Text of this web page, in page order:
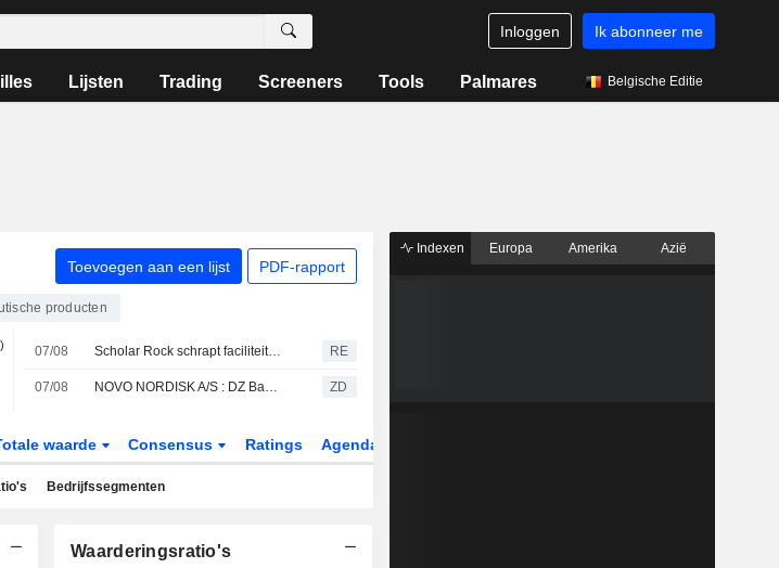
Inloggen Ik abonneer me
Lijsten Trading Screeners Tools Palmares Belgische Editie
Toevoegen aan een lijst PDF-rapport
producten
07/08 Scholar Rock schrapt faciliteit van Novo Nordisk uit marktaanvraag voor medicijn tegen spierzwakte RE
07/08 NOVO NORDISK A/S : DZ Bank herhaalt Neutraal advies ZD
waarde Consensus Ratings Agenda
Bedrijfssegmenten
Waarderingsratio's
Indexen Europa Amerika Azië